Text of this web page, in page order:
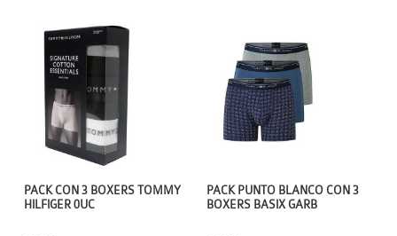
PACK PUNTO BLANCO CON 3
BOXERS BASIX GARB
PACK CON 3 BOXERS TOMMY
HILFIGER 0UC